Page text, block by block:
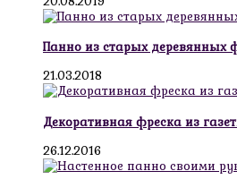
Панно из старых деревянных
21.03.2018
Декоративная фреска из
26.12.2016